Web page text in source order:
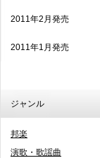
2011年2月発売
2011年1月発売
ジャンル
邦楽
演歌・歌謡曲